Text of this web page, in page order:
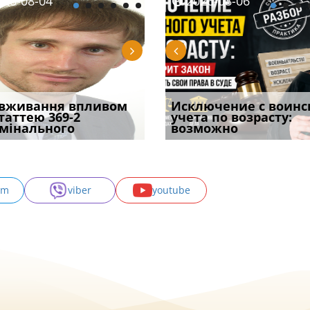
встановив для
шкоди
Документи, на яких не
проставляється
апостиль: пер
впливом
369-2
Переоформлення
відстрочки за іншою
підставою: нов
захисту у
я
Исключение с
учета по возрасту:
возможно
Восьмий ААС
підтвердив, що
може скас
viber youtube